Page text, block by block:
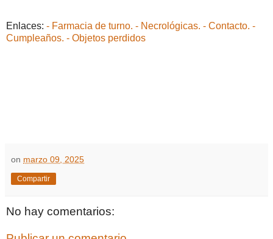
Enlaces: - Farmacia de turno. - Necrológicas. - Contacto. -
Cumpleaños. - Objetos perdidos
on marzo 09, 2025
Compartir
No hay comentarios: